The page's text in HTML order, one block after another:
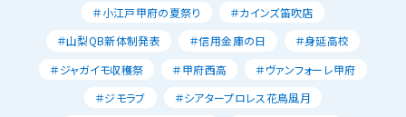
＃小江戸甲府の夏祭り
＃カインズ笛吹店
＃山梨QB新体制発表
＃信用金庫の日
＃身延高校
＃ジャガイモ収穫祭
＃甲府西高
＃ヴァンフォーレ甲府
＃ジモラブ
＃シアタープロレス花鳥風月